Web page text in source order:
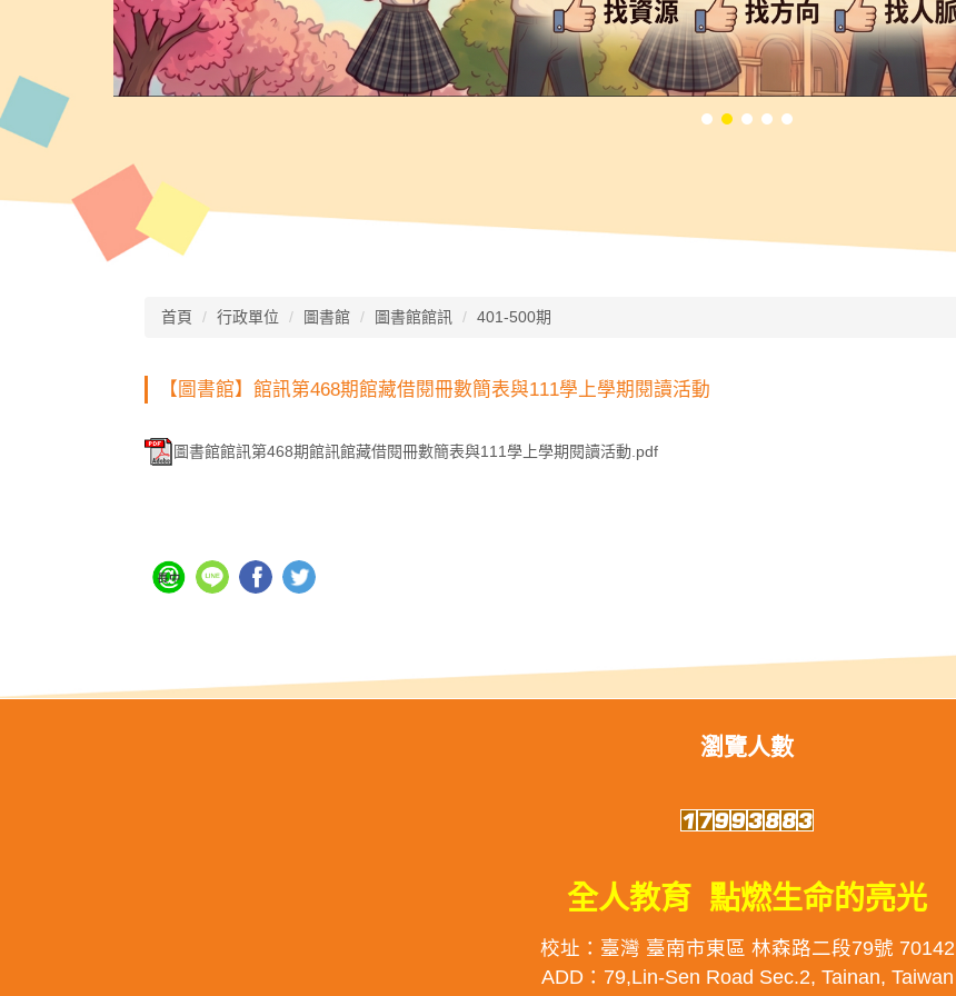
首頁 行政單位 圖書館 圖書館館訊 401-500期
【圖書館】館訊第468期館藏借閱冊數簡表與111學上學期閱讀活動
圖書館館訊第468期館訊館藏借閱冊數簡表與111學上學期閱讀活動.pdf
瀏覽人數
全人教育 點燃生命的亮光
校址：臺灣 臺南市東區 林森路二段79號 70142
ADD：79,Lin-Sen Road Sec.2, Tainan, Taiwan